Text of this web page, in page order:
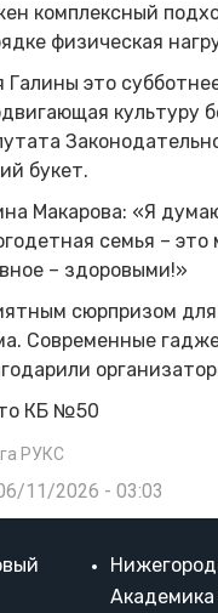
комплексный
физическая
Галины это
культуру
букет.
Макарова: «Я
семья –
– здоровыми!»
сюрпризом
Современные
КБ №50
РУКС
11/2026 - 03:03
Академика